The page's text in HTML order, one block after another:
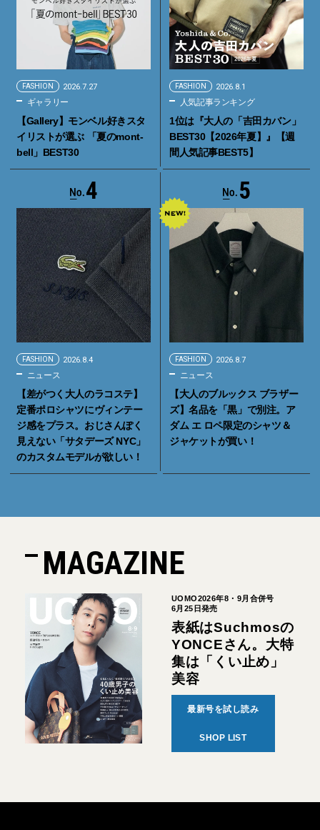
FASHION 2026.7.27
ギャラリー
【Gallery】モンベル好きスタ
イリストが選ぶ 「夏のmont-
bell」BEST30
FASHION 2026.8.1
人気記事ランキング
1位は『大人の「吉田カバン」
BEST30【2026年夏】』【週
間人気記事BEST5】
4
FASHION 2026.8.4
ニュース
【差がつく大人のラコステ】
定番ポロシャツにヴィンテー
ジ感をプラス。おじさんぽく
見えない「サタデーズ NYC」
のカスタムモデルが欲しい！
5
FASHION 2026.8.7
ニュース
【大人のブルックス ブラザー
ズ】名品を「黒」で別注。ア
ダム エ ロペ限定のシャツ＆
ジャケットが買い！
MAGAZINE
UOMO2026年8・9月合併号
6月25日発売
表紙はSuchmosの
YONCEさん。大特
集は「くい止め」
美容
最新号を試し読み
SHOP LIST